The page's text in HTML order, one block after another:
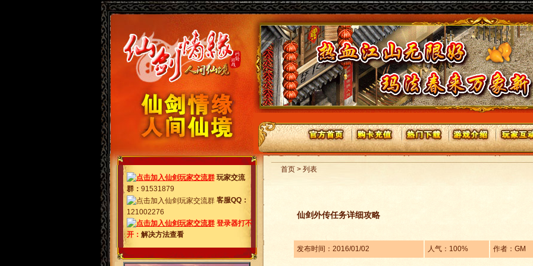
玩家交流
群： 91531879
客服QQ：
121002276
登录器打不
开： 解决方法查看
首页 > 列表
仙剑外传任务详细攻略
发布时间：2016/01/02 人气：100% 作者：GM